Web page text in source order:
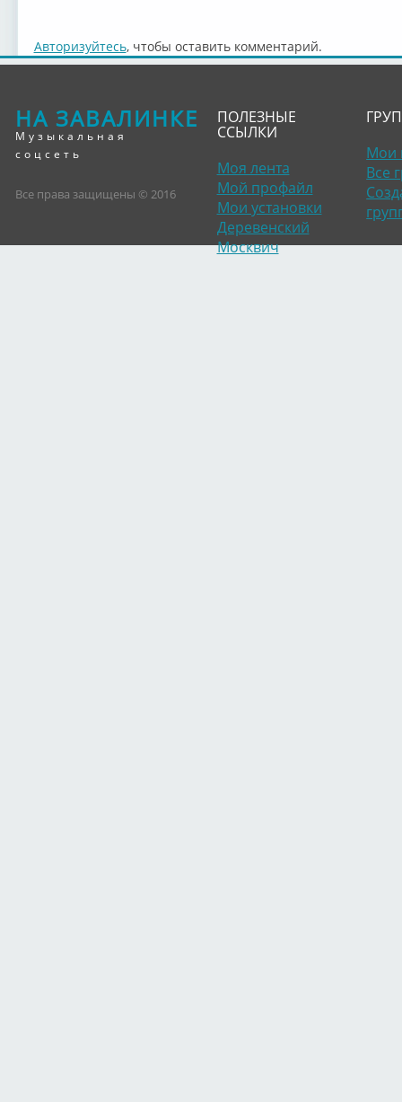
Авторизуйтесь, чтобы оставить комментарий.
НА ЗАВАЛИНКЕ
Музыкальная
соцсеть
Все права защищены © 2016
ПОЛЕЗНЫЕ
ССЫЛКИ
Моя лента
Мой профайл
Мои установки
Деревенский
Москвич
Мои
Все